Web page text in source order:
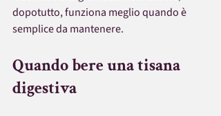
dopotutto, funziona meglio quando è
semplice da mantenere.
Quando bere una tisana
digestiva